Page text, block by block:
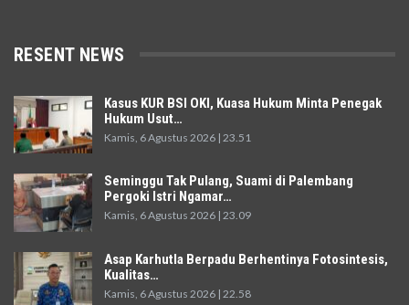
RESENT NEWS
Kasus KUR BSI OKI, Kuasa Hukum Minta Penegak
Hukum Usut…
Kamis, 6 Agustus 2026 | 23.51
Seminggu Tak Pulang, Suami di Palembang
Pergoki Istri Ngamar…
Kamis, 6 Agustus 2026 | 23.09
Asap Karhutla Berpadu Berhentinya Fotosintesis,
Kualitas…
Kamis, 6 Agustus 2026 | 22.58